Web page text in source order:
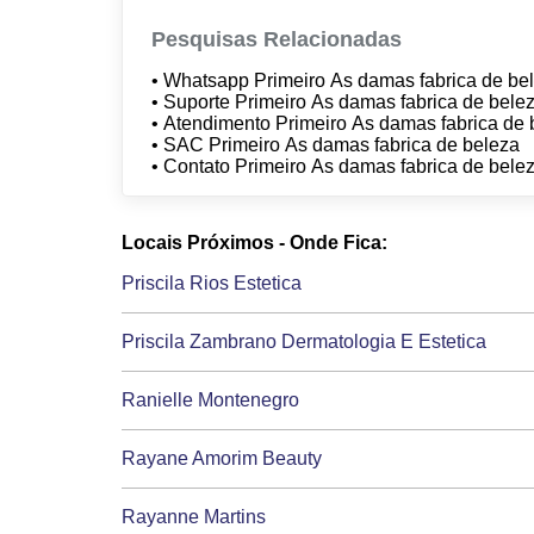
Pesquisas Relacionadas
• Whatsapp Primeiro As damas fabrica de
• Suporte Primeiro As damas fabrica de
• Atendimento Primeiro As damas fabrica de
• SAC Primeiro As damas fabrica de beleza
• Contato Primeiro As damas fabrica de
Locais Próximos - Onde Fica:
Priscila Rios Estetica
Priscila Zambrano Dermatologia E Estetica
Ranielle Montenegro
Rayane Amorim Beauty
Rayanne Martins